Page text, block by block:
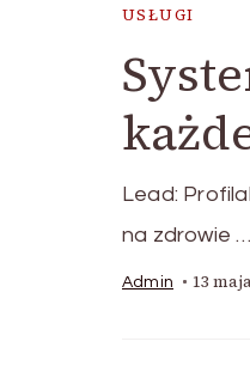
USŁUGI
Lead:
na zdrowie …
Admin 13